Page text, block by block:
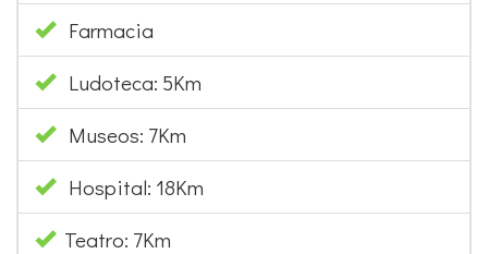
Farmacia
Ludoteca: 5Km
Museos: 7Km
Hospital: 18Km
Teatro: 7Km